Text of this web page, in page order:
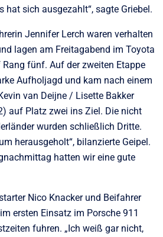
hat sich ausgezahlt“, sagte Griebel.
Jennifer Lerch waren verhalten
lagen am Freitagabend im Toyota
Rang fünf. Auf der zweiten Etappe
Aufholjagd und kam nach einem
van Deijne / Lisette Bakker
auf Platz zwei ins Ziel. Die nicht
wurden schließlich Dritte.
herausgeholt“, bilanzierte Geipel.
hatten wir eine gute
Nico Knacker und Beifahrer
ersten Einsatz im Porsche 911
fuhren. „Ich weiß gar nicht,